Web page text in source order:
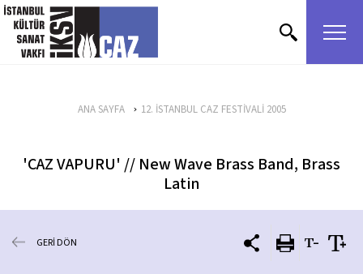
içeriği atla
ANA SAYFA 12. İSTANBUL CAZ FESTİVALİ 2005
'CAZ VAPURU' // New Wave Brass Band, Brass
Latin
GERİ DÖN